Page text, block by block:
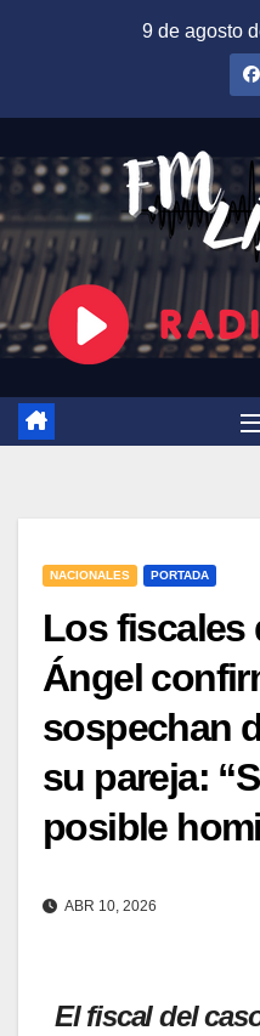
9 de agosto
NACIONALES PORTADA
Los fiscales
Ángel
sospechan
su pareja:
posible
ABR 10, 2026
El fiscal del